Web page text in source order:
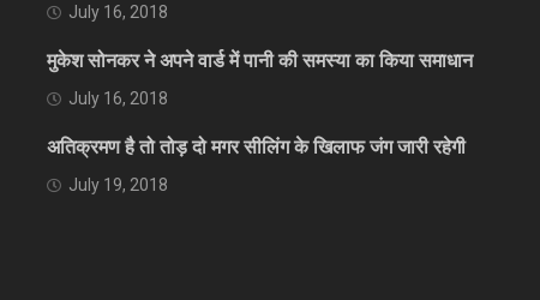
July 16, 2018
मुकेश सोनकर ने अपने वार्ड में पानी की समस्या का किया समाधान
July 16, 2018
अतिक्रमण है तो तोड़ दो मगर सीलिंग के खिलाफ जंग जारी रहेगी
July 19, 2018